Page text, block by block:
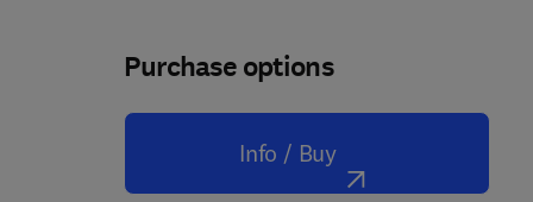
Purchase options
Info / Buy